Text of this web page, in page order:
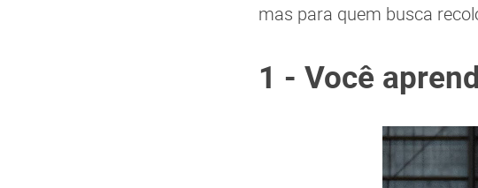
mas para quem busca
1 - Você